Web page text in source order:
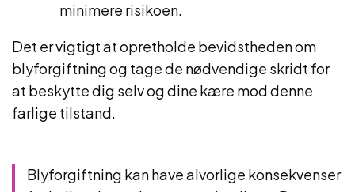
minimere risikoen.
Det er vigtigt at opretholde bevidstheden om
blyforgiftning og tage de nødvendige skridt for
at beskytte dig selv og dine kære mod denne
farlige tilstand.
Blyforgiftning kan have alvorlige konsekvenser